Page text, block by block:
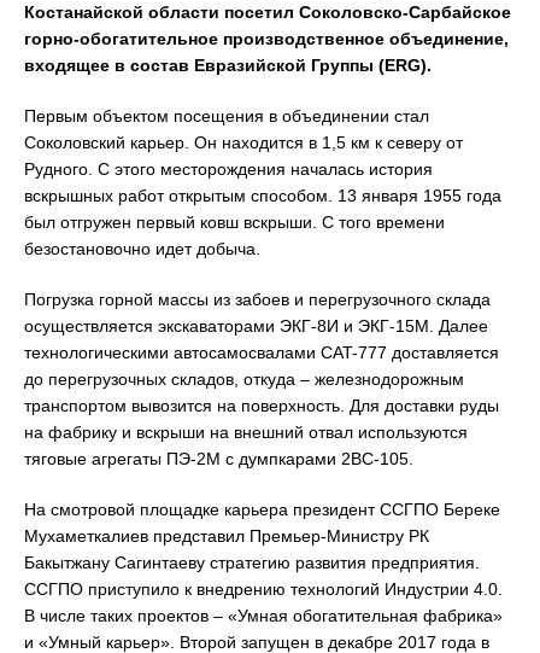
Костанайской области посетил Соколовско-Cарбайское
горно-обогатительное производственное объединение,
входящее в состав Евразийской Группы (ERG).
Первым объектом посещения в объединении стал
Соколовский карьер. Он находится в 1,5 км к северу от
Рудного. С этого месторождения началась история
вскрышных работ открытым способом. 13 января 1955 года
был отгружен первый ковш вскрыши. С того времени
безостановочно идет добыча.
Погрузка горной массы из забоев и перегрузочного склада
осуществляется экскаваторами ЭКГ-8И и ЭКГ-15М. Далее
технологическими автосамосвалами CAT-777 доставляется
до перегрузочных складов, откуда – железнодорожным
транспортом вывозится на поверхность. Для доставки руды
на фабрику и вскрыши на внешний отвал используются
тяговые агрегаты ПЭ-2М с думпкарами 2ВС-105.
На смотровой площадке карьера президент ССГПО Береке
Мухаметкалиев представил Премьер-Министру РК
Бакытжану Сагинтаеву стратегию развития предприятия.
ССГПО приступило к внедрению технологий Индустрии 4.0.
В числе таких проектов – «Умная обогатительная фабрика»
и «Умный карьер». Второй запущен в декабре 2017 года в